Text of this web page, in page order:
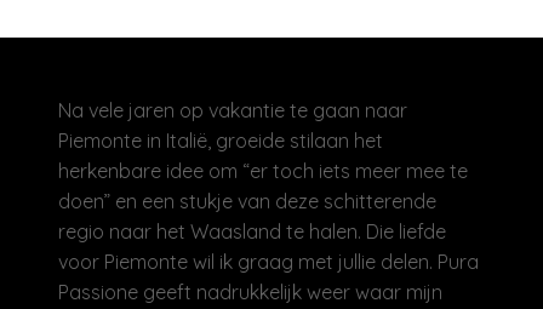
Na vele jaren op vakantie te gaan naar
Piemonte in Italië, groeide stilaan het
herkenbare idee om “er toch iets meer mee te
doen” en een stukje van deze schitterende
regio naar het Waasland te halen. Die liefde
voor Piemonte wil ik graag met jullie delen. Pura
Passione geeft nadrukkelijk weer waar mijn